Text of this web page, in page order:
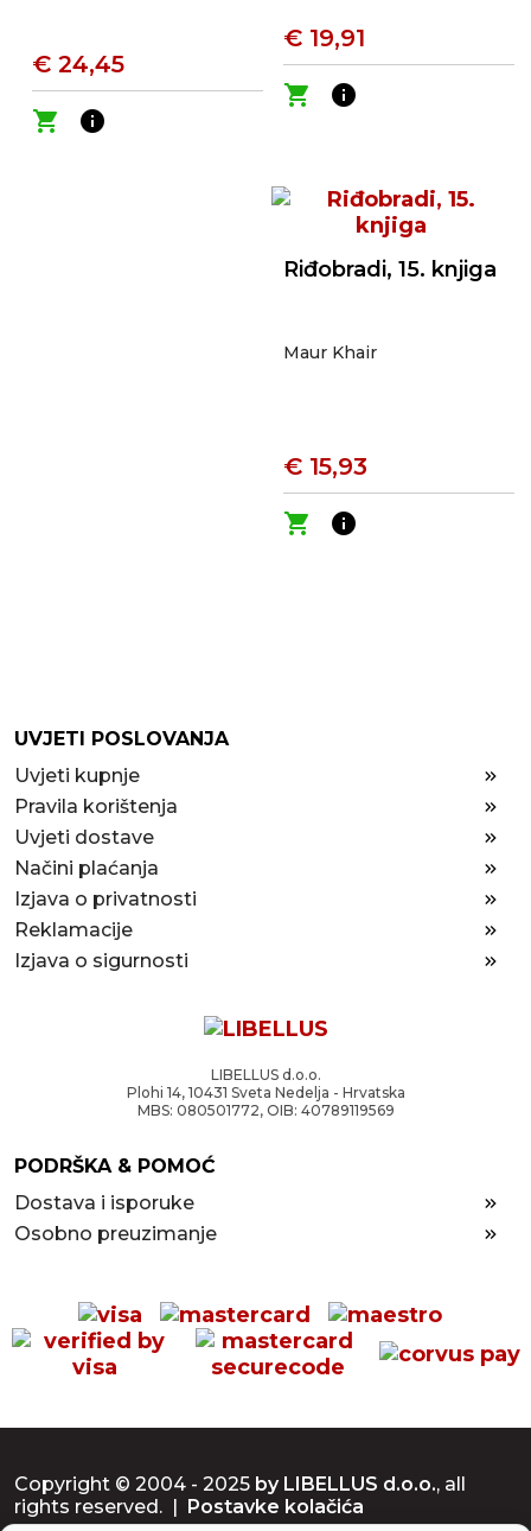
€ 24,45
shopping_cart
info
€ 19,91
shopping_cart
info
Riđobradi, 15. knjiga
Maur Khair
€ 15,93
shopping_cart
info
UVJETI POSLOVANJA
Uvjeti kupnje
Pravila korištenja
Uvjeti dostave
Načini plaćanja
Izjava o privatnosti
Reklamacije
Izjava o sigurnosti
LIBELLUS d.o.o.
Plohi 14, 10431 Sveta Nedelja - Hrvatska
MBS: 080501772, OIB: 40789119569
PODRŠKA & POMOĆ
Dostava i isporuke
Osobno preuzimanje
Copyright © 2004 - 2025 by LIBELLUS d.o.o., all
rights reserved. | Postavke kolačića